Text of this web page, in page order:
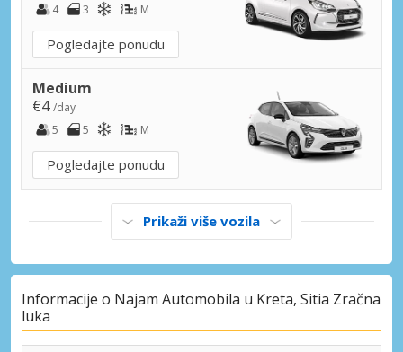
4
3 M
Pogledajte ponudu
Medium
€4/day
5
5 M
Pogledajte ponudu
Prikaži više vozila
Informacije o Najam Automobila u Kreta, Sitia Zračna
luka